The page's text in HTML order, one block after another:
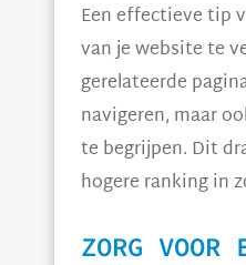
Een effectieve tip
van je website te
gerelateerde
navigeren, maar
te begrijpen. Dit
hogere ranking in
ZORG VOOR